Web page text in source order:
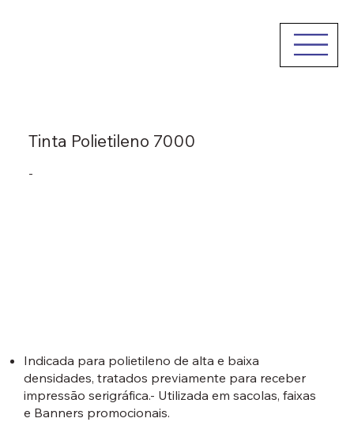
Tinta Polietileno 7000
-
Indicada para polietileno de alta e baixa
densidades, tratados previamente para receber
impressão serigráfica.- Utilizada em sacolas, faixas
e Banners promocionais.